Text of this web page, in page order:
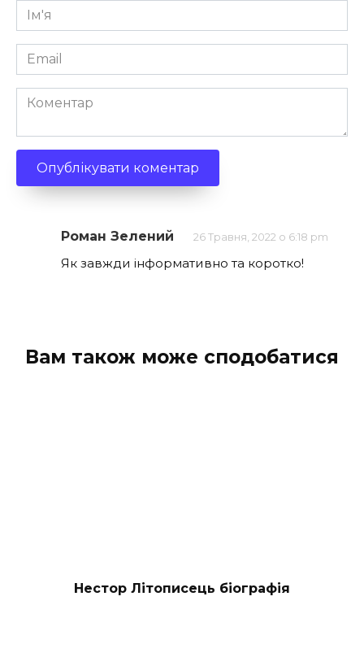
Ім'я
*
Email
*
Коментар
Роман Зелений 26 Травня, 2022 о 6:18 pm
Як завжди інформативно та коротко!
Вам також може сподобатися
Нестор Літописець біографія